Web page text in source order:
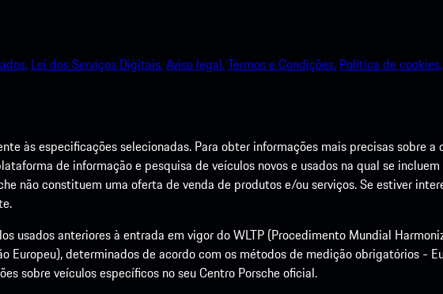
Lei dos Serviços Digitais.Aviso legal.Termos e Condições. Política de cookies.
às especificações selecionadas. Para obter informações mais precisas sobre
de informação e pesquisa de veículos novos e usados na qual se
não constituem uma oferta de venda de produtos e/ou serviços. Se estiver
usados anteriores à entrada em vigor do WLTP (Procedimento Mundial
Europeu), determinados de acordo com os métodos de medição obrigatórios
sobre veículos específicos no seu Centro Porsche oficial.